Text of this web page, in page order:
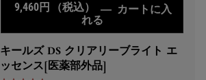
9,460円 （税込） ― カートに入
れる
キールズ DS クリアリーブライト エ
ッセンス[医薬部外品]